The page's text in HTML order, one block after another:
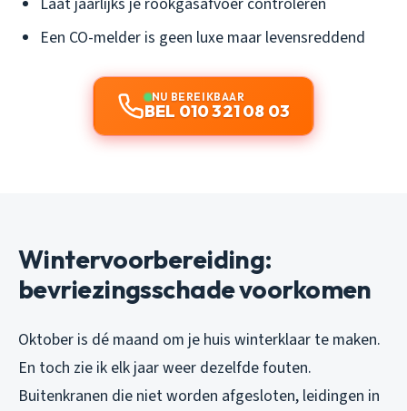
Een CO-melder is geen luxe maar levensreddend
NU BEREIKBAAR
BEL 010 321 08 03
Wintervoorbereiding:
bevriezingsschade voorkomen
Oktober is dé maand om je huis winterklaar te maken.
En toch zie ik elk jaar weer dezelfde fouten.
Buitenkranen die niet worden afgesloten, leidingen in